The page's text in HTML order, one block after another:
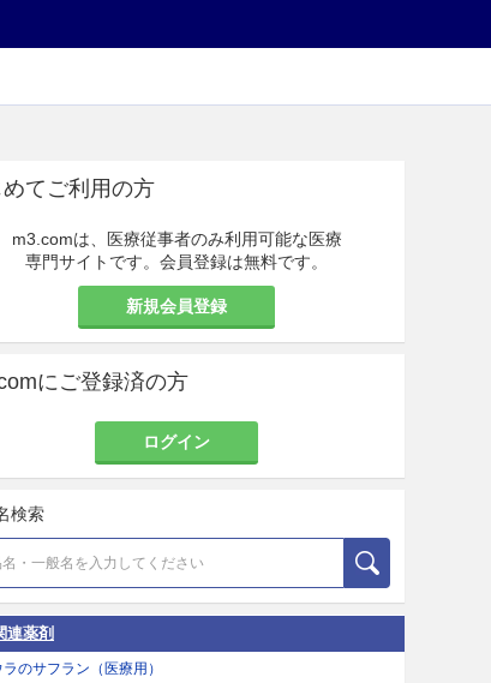
てご利用の方
m3.comは、医療従事者のみ利用可能な医療
専門サイトです。会員登録は無料です。
新規会員登録
にご登録済の方
ログイン
検索
連薬剤
のサフラン（医療用）